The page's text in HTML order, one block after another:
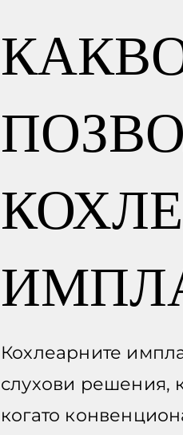
Кохлеарните
слухови решения,
когато